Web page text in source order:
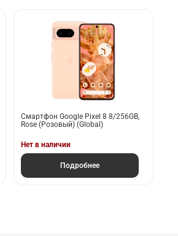
Смартфон Google Pixel 8 8/256GB,
Rose (Розовый) (Global)
Нет в наличии
Подробнее